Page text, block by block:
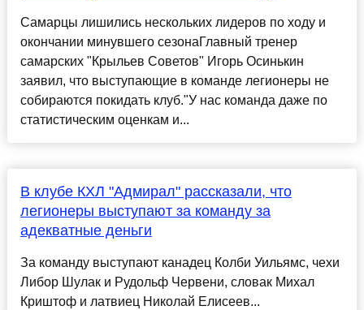
Самарцы лишились нескольких лидеров по ходу и
окончании минувшего сезонаГлавный тренер
самарских "Крыльев Советов" Игорь Осинькин
заявил, что выступающие в команде легионеры не
собираются покидать клуб."У нас команда даже по
статистическим оценкам и...
В клубе КХЛ "Адмирал" рассказали, что
легионеры выступают за команду за
адекватные деньги
За команду выступают канадец Колби Уильямс, чехи
Либор Шулак и Рудольф Червени, словак Михал
Криштоф и латвиец Николай Елисеев...